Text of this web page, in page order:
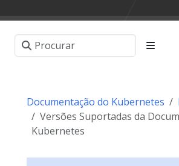
Documentação do Kubernetes
Versões Suportadas da
Kubernetes